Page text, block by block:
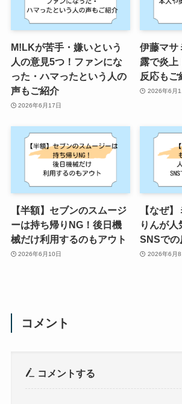
M!LKが苦手・嫌いという
人の意見5つ！ファンにな
った・ハマったという人の
声もご紹介
2026年6月17日
伊藤マサ
露で炎上
反応もご
2026年6月
【半額】セブンのスムージ
ーは持ち帰りNG！後日機
械だけ利用するのもアウト
2026年6月10日
【なぜ
りんが人
SNSでの
2026年6月8
コメント
コメントする